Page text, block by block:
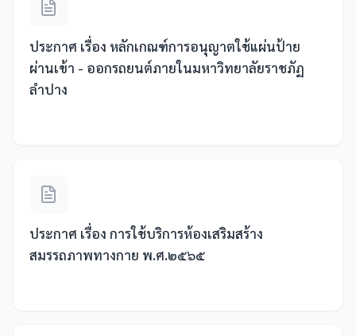
ประกาศ เรื่อง หลักเกณฑ์การอนุญาตใช้แผ่นป้าย
ผ่านเข้า - ออกรถยนต์ภายในมหาวิทยาลัยราชภัฏ
ลำปาง
ประกาศ เรื่อง การใช้บริการห้องเสริมสร้าง
สมรรถภาพทางกาย พ.ศ.๒๕๖๕